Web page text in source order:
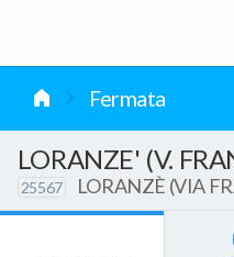
Fermata
LORANZE' (V.
25567 LORANZÈ (VIA